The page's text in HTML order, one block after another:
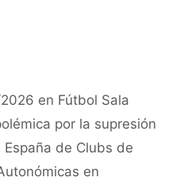
en Fútbol Sala
por la supresión
de Clubs de
en